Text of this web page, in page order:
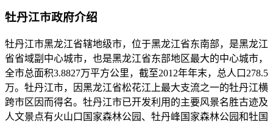
牡丹江市政府介绍
牡丹江市黑龙江省辖地级市，位于黑龙江省东南部，是黑龙江
省省域副中心城市，也是黑龙江省东部地区最大的中心城市，
全市总面积3.8827万平方公里，截至2012年年末，总人口278.5
万。牡丹江市，因黑龙江省松花江上最大支流之一的牡丹江横
跨市区因而得名。牡丹江市已开发利用的主要风景名胜古迹及
人文景点有火山口国家森林公园、牡丹峰国家森林公园和牡国